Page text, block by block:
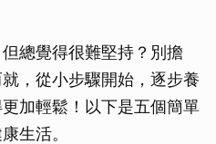
總覺得很難堅持？別擔
，從小步驟開始，逐步養
加輕鬆！以下是五個簡單
生活。